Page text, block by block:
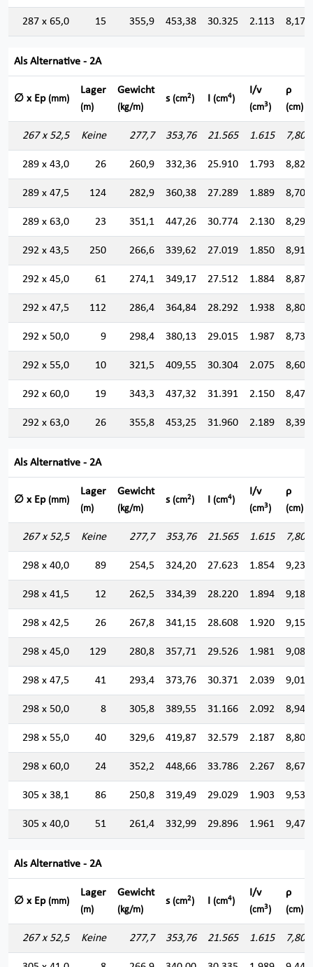
287 x 65,0 15 355,9 453,38 30.325 2.113 8,178
Als Alternative - 2A
∅ x Ep (mm)
Lager
(m)
Gewicht
(kg/m)
s (cm2) I (cm4)
I/v
(cm3)
ρ
(cm)
267 x 52,5 Keine 277,7 353,76 21.565 1.615 7,807
289 x 43,0 26 260,9 332,36 25.910 1.793 8,829
289 x 47,5 124 282,9 360,38 27.289 1.889 8,701
289 x 63,0 23 351,1 447,26 30.774 2.130 8,294
292 x 43,5 250 266,6 339,62 27.019 1.850 8,919
292 x 45,0 61 274,1 349,17 27.512 1.884 8,876
292 x 47,5 112 286,4 364,84 28.292 1.938 8,806
292 x 50,0 9 298,4 380,13 29.015 1.987 8,736
292 x 55,0 10 321,5 409,55 30.304 2.075 8,601
292 x 60,0 19 343,3 437,32 31.391 2.150 8,472
292 x 63,0 26 355,8 453,25 31.960 2.189 8,397
Als Alternative - 2A
∅ x Ep (mm)
Lager
(m)
Gewicht
(kg/m)
s (cm2) I (cm4)
I/v
(cm3)
ρ
(cm)
267 x 52,5 Keine 277,7 353,76 21.565 1.615 7,807
298 x 40,0 89 254,5 324,20 27.623 1.854 9,230
298 x 41,5 12 262,5 334,39 28.220 1.894 9,186
298 x 42,5 26 267,8 341,15 28.608 1.920 9,157
298 x 45,0 129 280,8 357,71 29.526 1.981 9,085
298 x 47,5 41 293,4 373,76 30.371 2.039 9,014
298 x 50,0 8 305,8 389,55 31.166 2.092 8,944
298 x 55,0 40 329,6 419,87 32.579 2.187 8,808
298 x 60,0 24 352,2 448,66 33.786 2.267 8,677
305 x 38,1 86 250,8 319,49 29.029 1.903 9,532
305 x 40,0 51 261,4 332,99 29.896 1.961 9,475
Als Alternative - 2A
∅ x Ep (mm)
Lager
(m)
Gewicht
(kg/m)
s (cm2) I (cm4)
I/v
(cm3)
ρ
(cm)
267 x 52,5 Keine 277,7 353,76 21.565 1.615 7,807